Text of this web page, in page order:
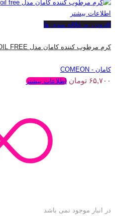
اطلاعات بیشتر
افزودن به علاقه مندی ها
کرم مرطوب کننده کامان مدل OIL FREE حجم 400 میلی لیتر
کامان - COMEON
۶۵,۷۰۰ تومان اطلاعات بیشتر
در انبار موجود نمی باشد